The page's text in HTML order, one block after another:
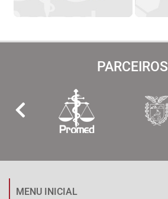
PARCEIROS
MENU INICIAL